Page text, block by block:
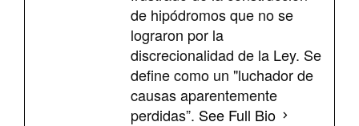
de hipódromos que no se
lograron por la
discrecionalidad de la Ley. Se
define como un "luchador de
causas aparentemente
perdidas”. See Full Bio